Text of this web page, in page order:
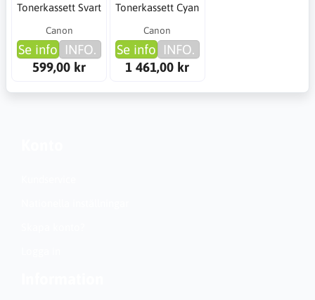
Tonerkassett Svart
Canon
Se info INFO.
599,00 kr
Tonerkassett Cyan
Canon
Se info INFO.
1 461,00 kr